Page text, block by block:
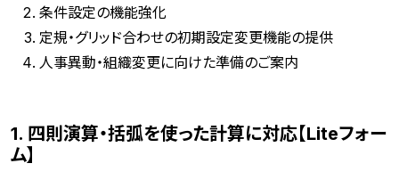
条件設定の機能強化
定規・グリッド合わせの初期設定変更機能の提供
人事異動・組織変更に向けた準備のご案内
1. 四則演算・括弧を使った計算に対応【Liteフォー
ム】